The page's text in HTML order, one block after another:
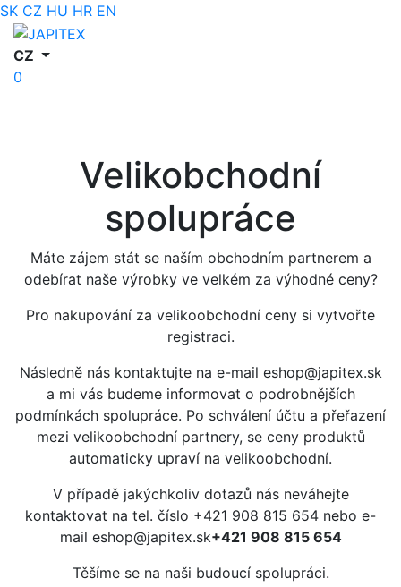
SK CZ HU HR EN
CZ
0
Velikobchodní
spolupráce
Máte zájem stát se naším obchodním partnerem a
odebírat naše výrobky ve velkém za výhodné ceny?
Pro nakupování za velikoobchodní ceny si vytvořte
registraci.
Následně nás kontaktujte na e-mail eshop@japitex.sk
a mi vás budeme informovat o podrobnějších
podmínkách spolupráce. Po schválení účtu a přeřazení
mezi velikoobchodní partnery, se ceny produktů
automaticky upraví na velikoobchodní.
V případě jakýchkoliv dotazů nás neváhejte
kontaktovat na tel. číslo +421 908 815 654 nebo e-
mail eshop@japitex.sk+421 908 815 654
Těšíme se na naši budoucí spolupráci.